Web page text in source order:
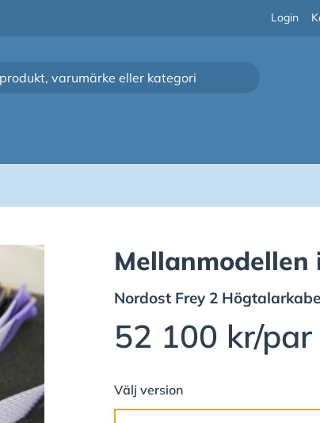
Login
Mellanmodellen
Nordost Frey 2
52 100 kr/par
Välj version